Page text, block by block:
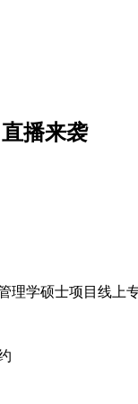
播来袭
理学硕士项目线上